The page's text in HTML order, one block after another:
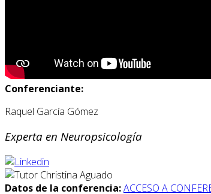
Conferenciante:
Raquel García Gómez
Experta en Neuropsicología
Datos de la conferencia:ACCESO A